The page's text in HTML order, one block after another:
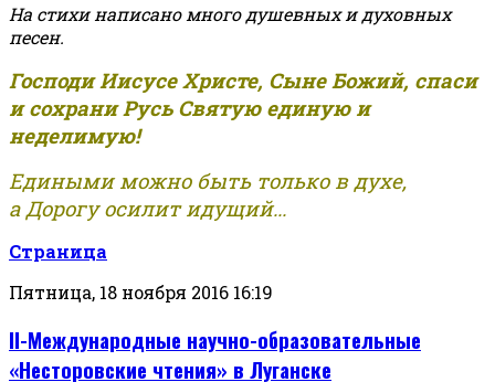
На стихи написано много душевных и духовных
песен.
Господи Иисусе Христе, Сыне Божий, спаси
и сохрани Русь Святую единую и
неделимую!
Едиными можно быть только в духе,
а Дорогу осилит идущий...
Страница
Пятница, 18 ноября 2016 16:19
II-Международные научно-образовательные
«Несторовские чтения» в Луганске